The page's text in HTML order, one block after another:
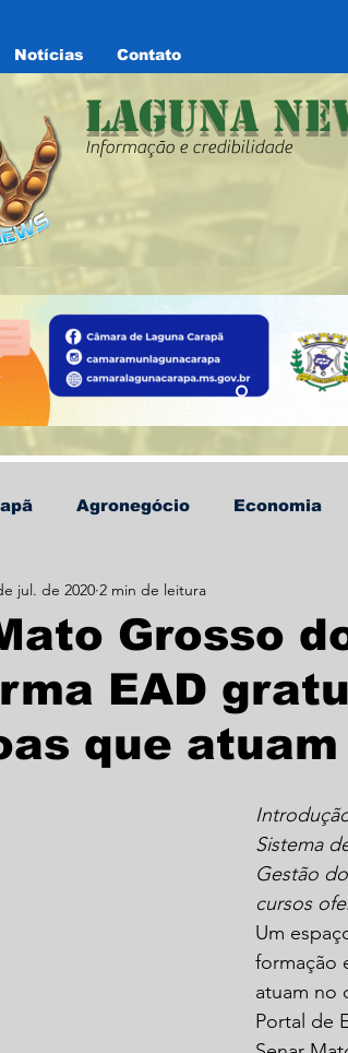
Notícias Contato
Laguna
Informação e credibilidade
Agronegócio Economia
Informe Publicitário
Grosso
EAD
que
jul. de 2020 2 min de leitura
Sistema
Gestão
cursos
Um
formação
atuam no
Portal de